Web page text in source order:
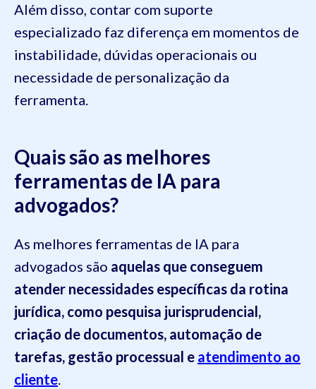
Além disso, contar com suporte
especializado faz diferença em momentos de
instabilidade, dúvidas operacionais ou
necessidade de personalização da
ferramenta.
Quais são as melhores
ferramentas de IA para
advogados?
As melhores ferramentas de IA para
advogados são aquelas que conseguem
atender necessidades específicas da rotina
jurídica, como pesquisa jurisprudencial,
criação de documentos, automação de
tarefas, gestão processual e atendimento ao
cliente.